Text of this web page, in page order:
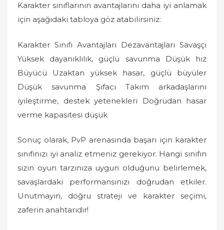
Karakter sınıflarının avantajlarını daha iyi anlamak
için aşağıdaki tabloya göz atabilirsiniz:
Karakter Sınıfı Avantajları Dezavantajları Savaşçı
Yüksek dayanıklılık, güçlü savunma Düşük hız
Büyücü Uzaktan yüksek hasar, güçlü büyüler
Düşük savunma Şifacı Takım arkadaşlarını
iyileştirme, destek yetenekleri Doğrudan hasar
verme kapasitesi düşük
Sonuç olarak, PvP arenasında başarı için karakter
sınıfınızı iyi analiz etmeniz gerekiyor. Hangi sınıfın
sizin oyun tarzınıza uygun olduğunu belirlemek,
savaşlardaki performansınızı doğrudan etkiler.
Unutmayın, doğru strateji ve karakter seçimi,
zaferin anahtarıdır!